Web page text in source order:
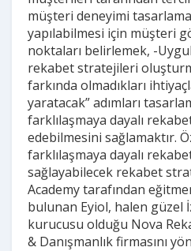
müşteri deneyimi
yapılabilmesi için müşteri
noktaları belirlemek, -
rekabet stratejileri
farkında olmadıkları
yaratacak” adımları
farklılaşmaya dayalı
edebilmesini sağlamaktır.
farklılaşmaya dayalı
sağlayabilecek rekabet
Academy tarafından
bulunan Eyiol, halen güzel
kurucusu olduğu Nova
& Danışmanlık firmasını